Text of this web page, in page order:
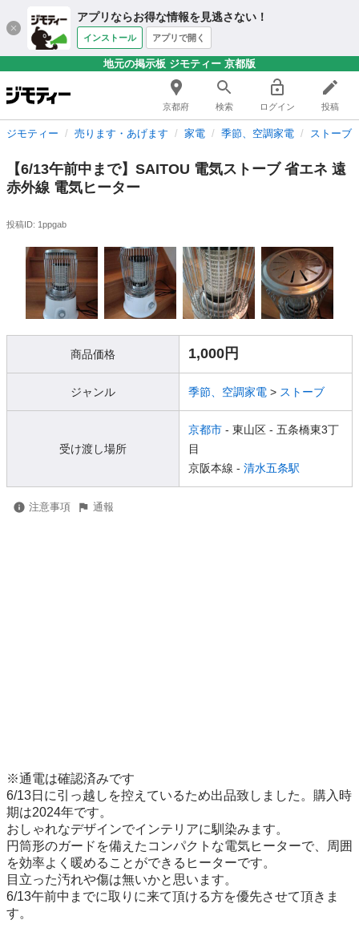
アプリならお得な情報を見逃さない！
インストール アプリで開く
地元の掲示板 ジモティー 京都版
京都府 検索 ログイン 投稿
ジモティー 売ります・あげます 家電 季節、空調家電 ストーブ
【6/13午前中まで】SAITOU 電気ストーブ 省エネ 遠
赤外線 電気ヒーター
投稿ID: 1ppgab
商品価格 1,000円
ジャンル 季節、空調家電 > ストーブ
受け渡し場所
京都市 - 東山区 - 五条橋東3丁
目
京阪本線 - 清水五条駅
注意事項 通報
※通電は確認済みです
6/13日に引っ越しを控えているため出品致しました。購入時
期は2024年です。
おしゃれなデザインでインテリアに馴染みます。
円筒形のガードを備えたコンパクトな電気ヒーターで、周囲
を効率よく暖めることができるヒーターです。
目立った汚れや傷は無いかと思います。
6/13午前中までに取りに来て頂ける方を優先させて頂きま
す。